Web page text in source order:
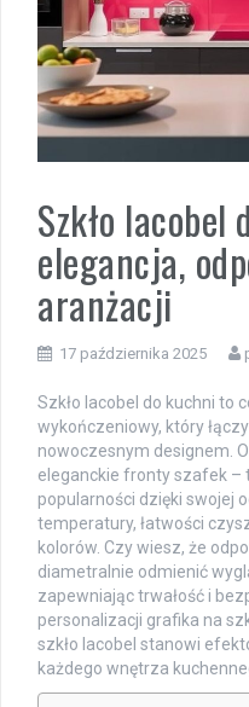
Szkło lacobel
elegancja,
aranżacji
17 października 2025
Szkło lacobel do kuchni to
wykończeniowy, który
nowoczesnym designem.
eleganckie fronty szafek –
popularności dzięki swojej
temperatury, łatwości
kolorów. Czy wiesz, że
diametralnie odmienić
zapewniając trwałość i
personalizacji grafika na
szkło lacobel stanowi
każdego wnętrza